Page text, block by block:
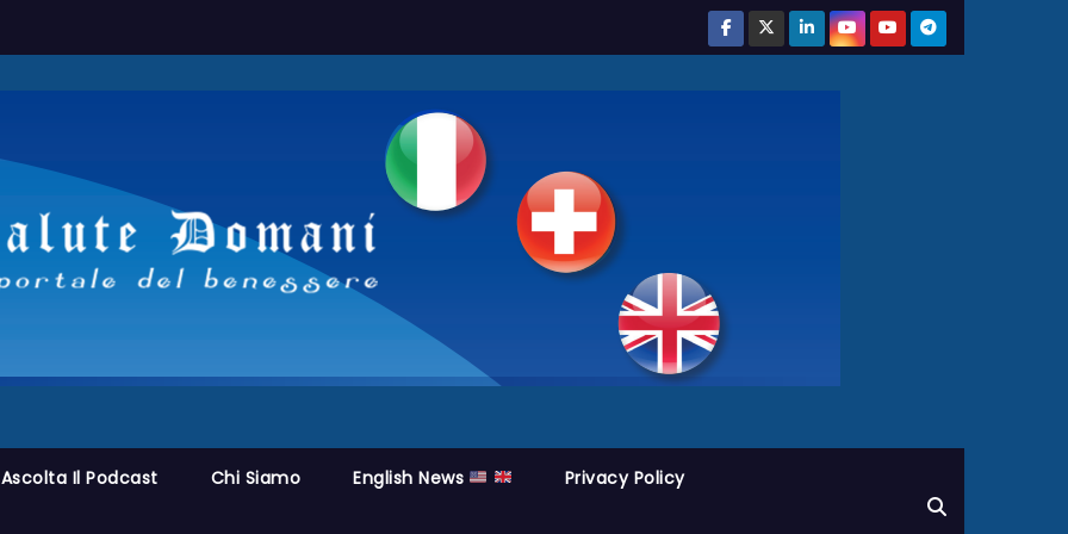
Ascolta Il Podcast Chi Siamo English News Privacy Policy